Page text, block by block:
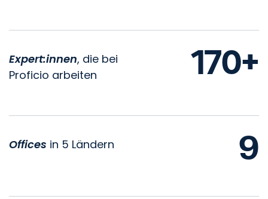
Expert:innen, die bei
Proficio arbeiten
170+
Offices in 5 Ländern 9